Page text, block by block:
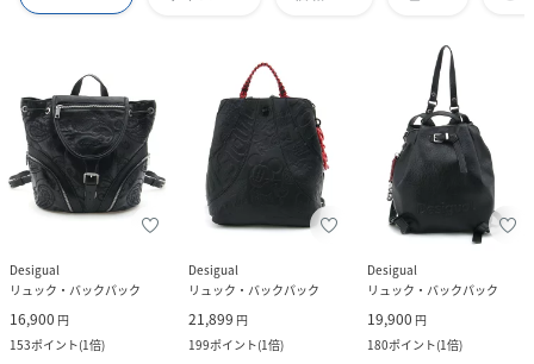
Desigual
リュック・バックパック
16,900 円
153ポイント(1倍)
Desigual
リュック・バックパック
21,899 円
199ポイント(1倍)
Desigual
リュック・バックパック
19,900 円
180ポイント(1倍)